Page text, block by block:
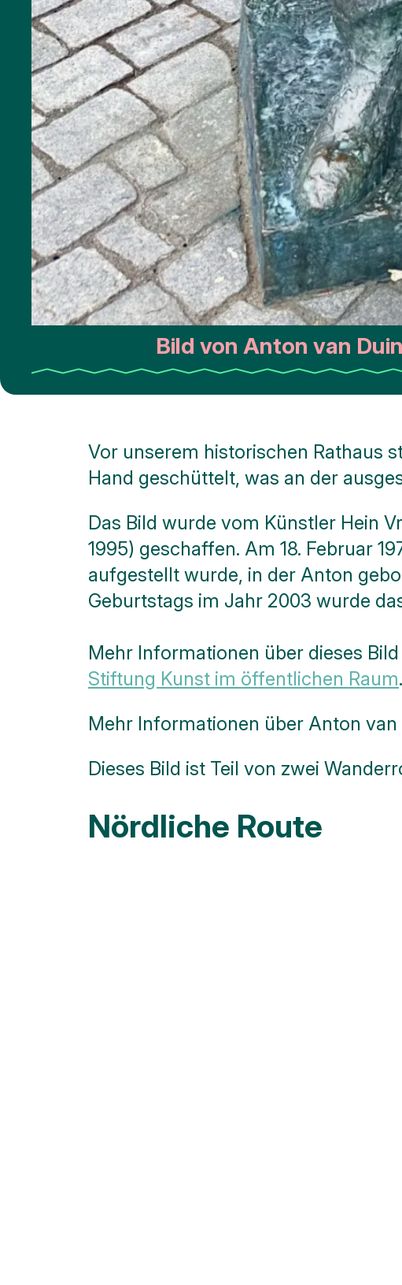
Bild von Anton van
Vor unserem historischen Rathaus
Hand geschüttelt, was an der
Das Bild wurde vom Künstler Hein
1995) geschaffen. Am 18. Februar
aufgestellt wurde, in der Anton
Geburtstags im Jahr 2003 wurde
Mehr Informationen über dieses
Stiftung Kunst im öffentlichen Raum.
Mehr Informationen über Anton van
Dieses Bild ist Teil von zwei
Nördliche Route